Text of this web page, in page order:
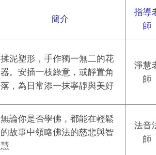
簡介
指導
師
揉泥塑形，手作獨一無二的花
器。安插一枝綠意，或靜置角
落，為日常添一抹寧靜與美好
淨慧
師
無論你是否學佛，都能在輕鬆
的故事中領略佛法的慈悲與智
慧
法音
師